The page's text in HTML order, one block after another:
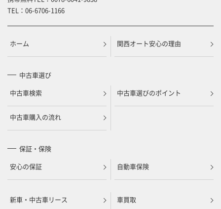
TEL： 06-6706-1166
ホーム 関西オート安心の理由
中古車選び
中古車検索
中古車選びのポイント
中古車購入の流れ
保証・保険
安心の保証
自動車保険
新車・中古車リース 車買取